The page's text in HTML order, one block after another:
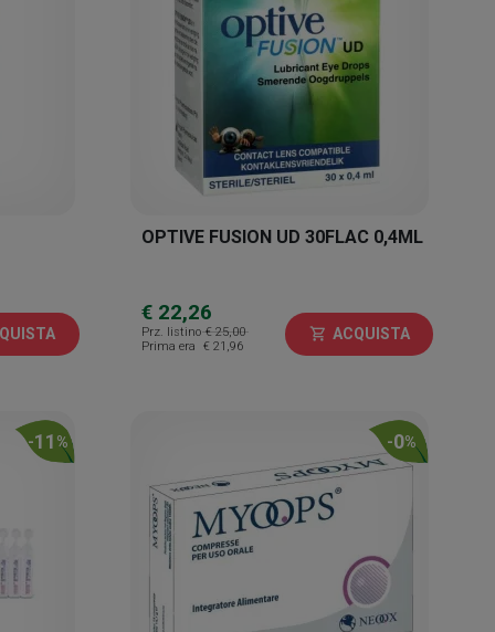
OPTIVE FUSION UD 30FLAC 0,4ML
€ 22,26
Prz. listino € 25,00
Prima era
€ 21,96
shopping_cart ACQUISTA
-11 % -0%